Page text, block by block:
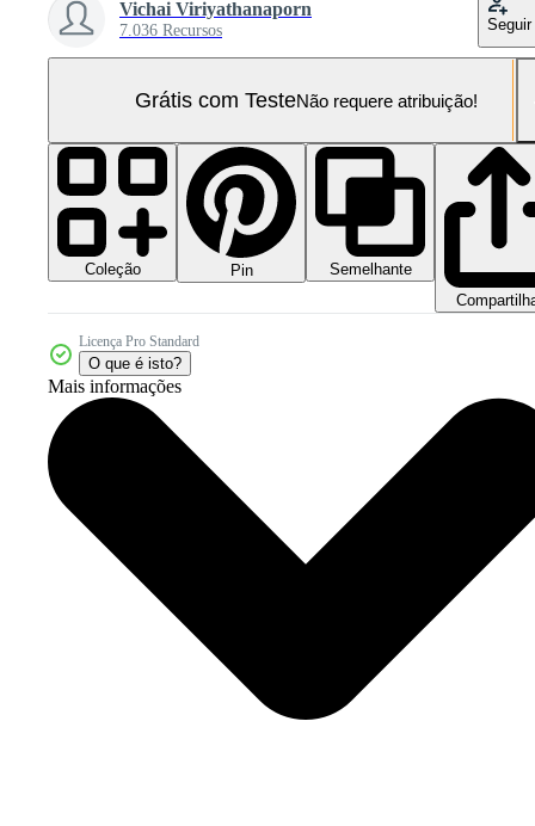
Vichai Viriyathanaporn
7.036 Recursos Seguir
Grátis com TesteNão requere atribuição!
Coleção Pin
Semelhante
Licença Pro Standard
O que é isto?
Mais informações